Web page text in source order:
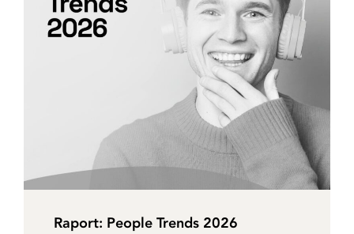
Raport: People Trends 2026